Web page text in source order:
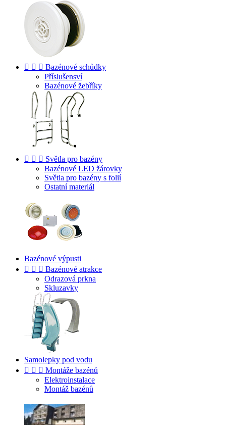
   Bazénové schůdky
Příslušensví
Bazénové žebříky
   Světla pro bazény
Bazénové LED žárovky
Světla pro bazény s folií
Ostatní materiál
Bazénové výpusti
   Bazénové atrakce
Odrazová prkna
Skluzavky
Samolepky pod vodu
   Montáže bazénů
Elektroinstalace
Montáž bazénů